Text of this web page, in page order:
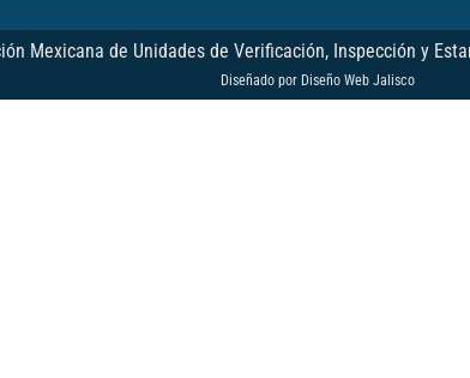
Mexicana de Unidades de Verificación, Inspección y
Diseñado por Diseño Web Jalisco